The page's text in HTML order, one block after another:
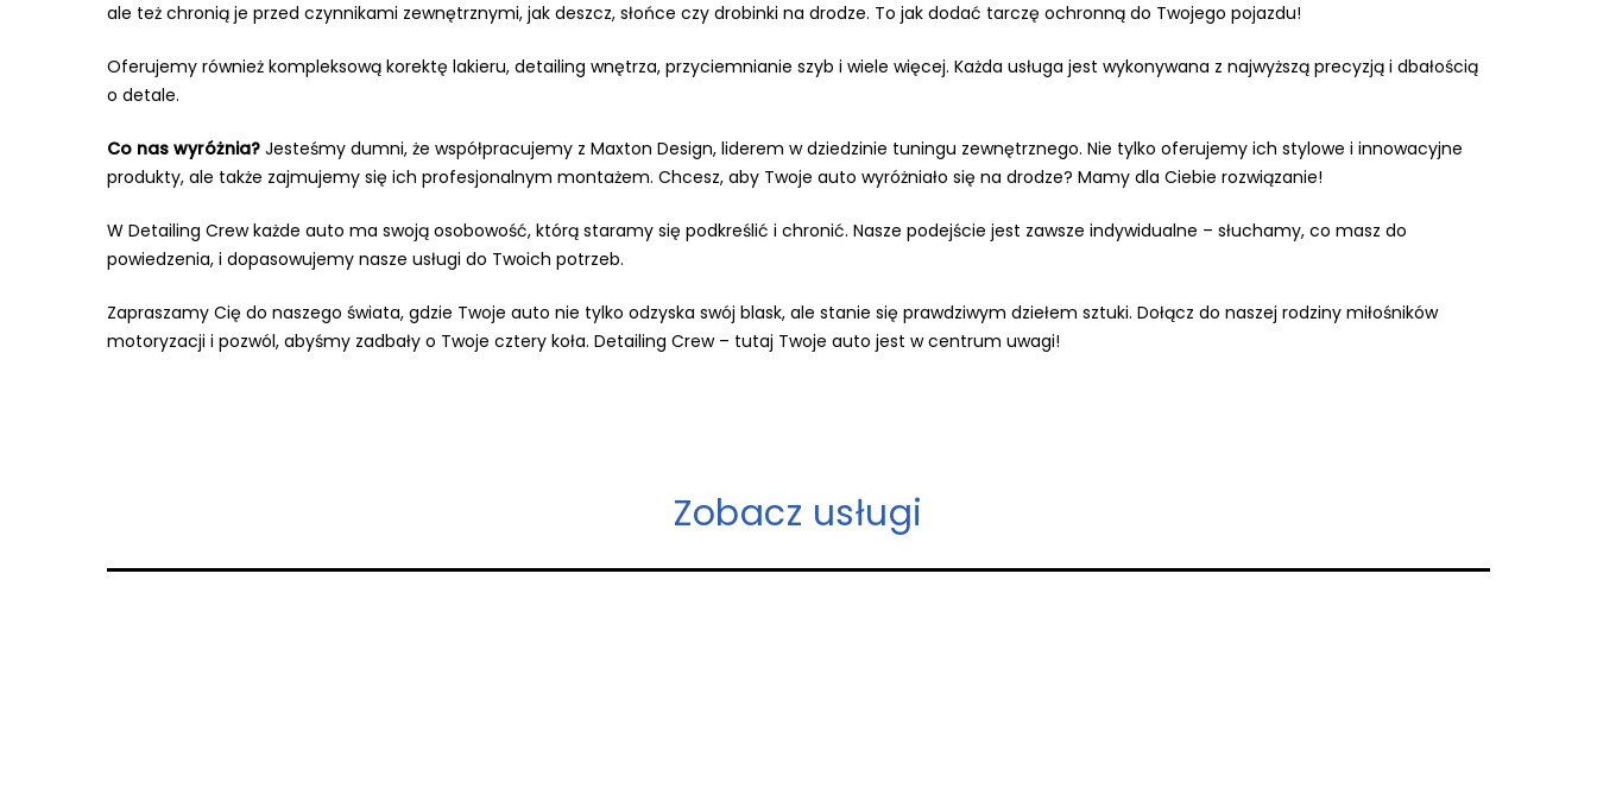
ale też chronią je przed czynnikami zewnętrznymi, jak deszcz, słońce czy drobinki na drodze. To jak dodać tarczę ochronną do Twojego pojazdu!
Oferujemy również kompleksową korektę lakieru, detailing wnętrza, przyciemnianie szyb i wiele więcej. Każda usługa jest wykonywana z najwyższą precyzją i dbałością
o detale.
Co nas wyróżnia? Jesteśmy dumni, że współpracujemy z Maxton Design, liderem w dziedzinie tuningu zewnętrznego. Nie tylko oferujemy ich stylowe i innowacyjne
produkty, ale także zajmujemy się ich profesjonalnym montażem. Chcesz, aby Twoje auto wyróżniało się na drodze? Mamy dla Ciebie rozwiązanie!
W Detailing Crew każde auto ma swoją osobowość, którą staramy się podkreślić i chronić. Nasze podejście jest zawsze indywidualne – słuchamy, co masz do
powiedzenia, i dopasowujemy nasze usługi do Twoich potrzeb.
Zapraszamy Cię do naszego świata, gdzie Twoje auto nie tylko odzyska swój blask, ale stanie się prawdziwym dziełem sztuki. Dołącz do naszej rodziny miłośników
motoryzacji i pozwól, abyśmy zadbały o Twoje cztery koła. Detailing Crew – tutaj Twoje auto jest w centrum uwagi!
Zobacz usługi